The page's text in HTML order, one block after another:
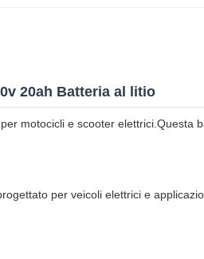
20ah Batteria al litio
motocicli e scooter elettrici.Questa
per veicoli elettrici e